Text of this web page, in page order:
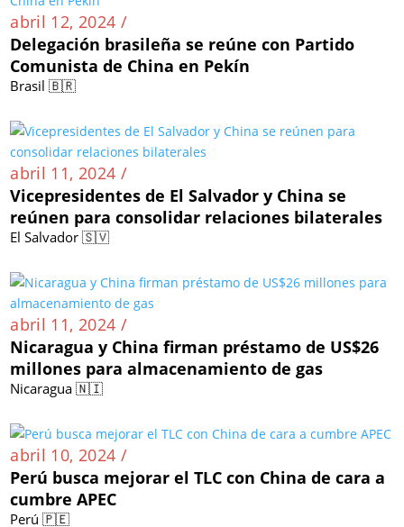
abril 12, 2024 /
Delegación brasileña se reúne con Partido
Comunista de China en Pekín
Brasil 🇧🇷
abril 11, 2024 /
Vicepresidentes de El Salvador y China se
reúnen para consolidar relaciones bilaterales
El Salvador 🇸🇻
abril 11, 2024 /
Nicaragua y China firman préstamo de US$26
millones para almacenamiento de gas
Nicaragua 🇳🇮
abril 10, 2024 /
Perú busca mejorar el TLC con China de cara a
cumbre APEC
Perú 🇵🇪